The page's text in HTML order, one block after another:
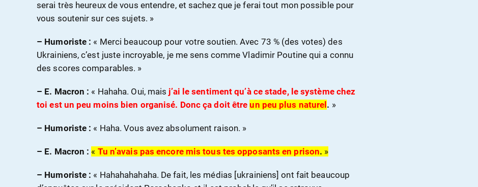
serai très heureux de vous entendre, et sachez que je ferai tout mon possible pour
vous soutenir sur ces sujets. »
– Humoriste : « Merci beaucoup pour votre soutien. Avec 73 % (des votes) des
Ukrainiens, c’est juste incroyable, je me sens comme Vladimir Poutine qui a connu
des scores comparables. »
– E. Macron : « Hahaha. Oui, mais j’ai le sentiment qu’à ce stade, le système chez
toi est un peu moins bien organisé. Donc ça doit êtreun peu plus naturel . »
– Humoriste : « Haha. Vous avez absolument raison. »
– E. Macron : « Tu n’avais pas encore mis tous tes opposants en prison. »
– Humoriste : « Hahahahahaha. De fait, les médias [ukrainiens] ont fait beaucoup